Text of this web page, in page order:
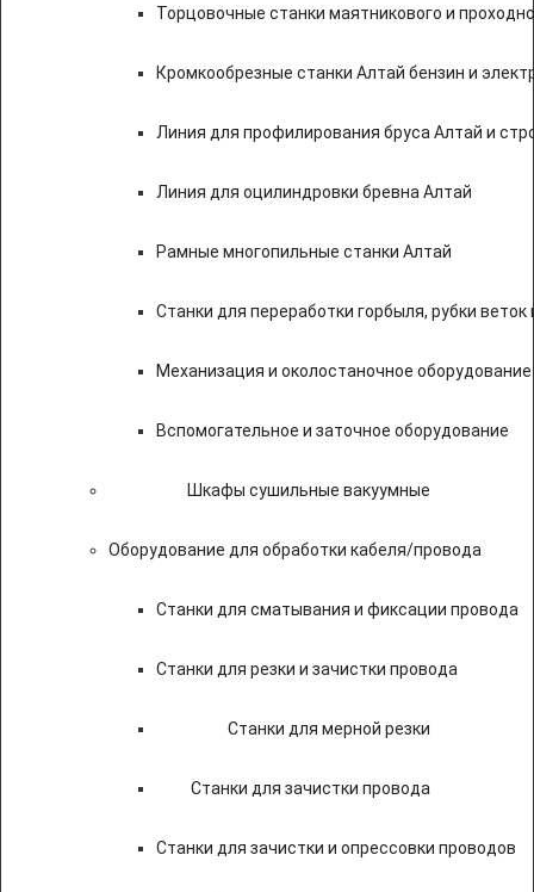
Торцовочные станки маятникового и
Кромкообрезные станки Алтай бензин и
Линия для профилирования бруса Алтай и
Линия для оцилиндровки бревна Алтай
Рамные многопильные станки Алтай
Станки для переработки горбыля, рубки веток
Механизация и околостаночное оборудование
Вспомогательное и заточное оборудование
Шкафы сушильные вакуумные
Оборудование для обработки кабеля/провода
Станки для сматывания и фиксации провода
Станки для резки и зачистки провода
Станки для мерной резки
Станки для зачистки провода
Станки для зачистки и опрессовки проводов